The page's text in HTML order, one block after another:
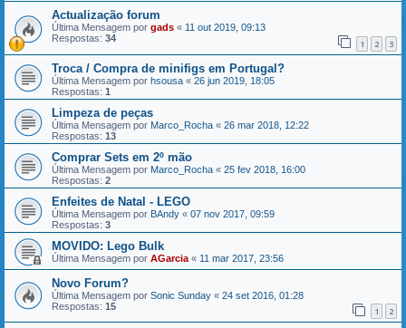
Actualização forum
Última Mensagem por gads « 11 out 2019, 09:13
Respostas: 34 1 2 3
Troca / Compra de minifigs em Portugal?
Última Mensagem por hsousa « 26 jun 2019, 18:05
Respostas: 1
Limpeza de peças
Última Mensagem por Marco_Rocha « 26 mar 2018, 12:22
Respostas: 13
Comprar Sets em 2º mão
Última Mensagem por Marco_Rocha « 25 fev 2018, 16:00
Respostas: 2
Enfeites de Natal - LEGO
Última Mensagem por BAndy « 07 nov 2017, 09:59
Respostas: 3
MOVIDO: Lego Bulk
Última Mensagem por AGarcia « 11 mar 2017, 23:56
Novo Forum?
Última Mensagem por Sonic Sunday « 24 set 2016, 01:28
Respostas: 15 1 2